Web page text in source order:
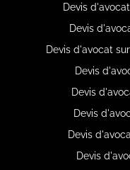
Devis
Devis
Devis d'avocat
Devis
Devis
Devis
Devis
Devis